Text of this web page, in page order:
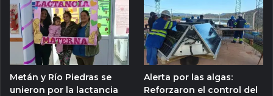
Metán y Río Piedras se
unieron por la lactancia
Alerta por las algas:
Reforzaron el control del